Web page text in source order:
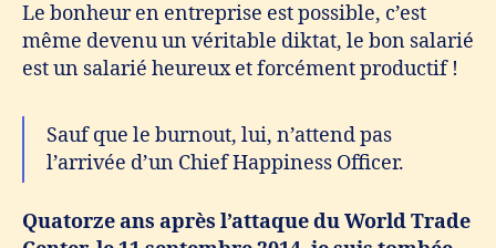
Le bonheur en entreprise est possible, c’est
même devenu un véritable diktat, le bon salarié
est un salarié heureux et forcément productif !
Sauf que le burnout, lui, n’attend pas
l’arrivée d’un Chief Happiness Officer.
Quatorze ans après l’attaque du World Trade